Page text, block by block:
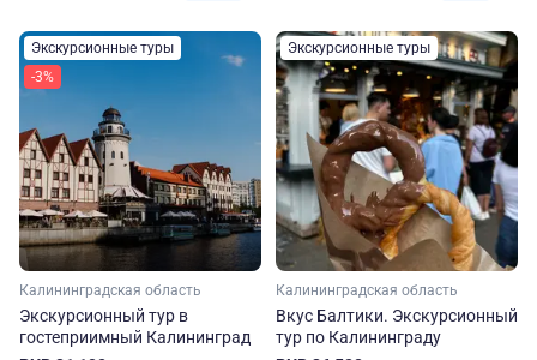
Экскурсионные туры
-3%
Калининградская область
Экскурсионный тур в
гостеприимный Калининград
Экскурсионные туры
Калининградская область
Вкус Балтики. Экскурсионный
тур по Калининграду